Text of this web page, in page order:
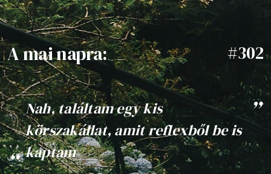
#302
A mai napra:
Nah, találtam egy kis
körszakállat, amit reflexből be is
kaptam